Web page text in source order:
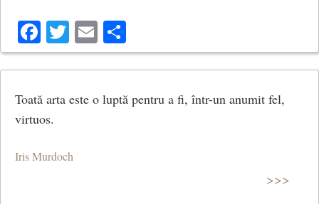
Facebook
Twitter
Email
Toată arta este o luptă pentru a fi, într-un anumit fel,
virtuos.
Iris Murdoch
>>>